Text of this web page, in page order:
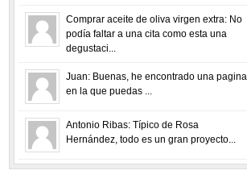
Comprar aceite de oliva virgen extra: No
podía faltar a una cita como esta una
degustaci...
Juan: Buenas, he encontrado una pagina
en la que puedas ...
Antonio Ribas: Típico de Rosa
Hernández, todo es un gran proyecto...